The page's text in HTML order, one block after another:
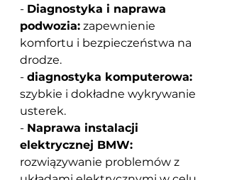
- Diagnostyka i naprawa
podwozia: zapewnienie
komfortu i bezpieczeństwa na
drodze.
- diagnostyka komputerowa:
szybkie i dokładne wykrywanie
usterek.
- Naprawa instalacji
elektrycznej BMW:
rozwiązywanie problemów z